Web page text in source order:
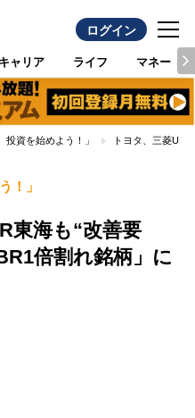
ログイン
キャリア ライフ マネー
投資を始めよう！」 トヨタ、三菱
！」
東海も“改善要
倍割れ銘柄」に